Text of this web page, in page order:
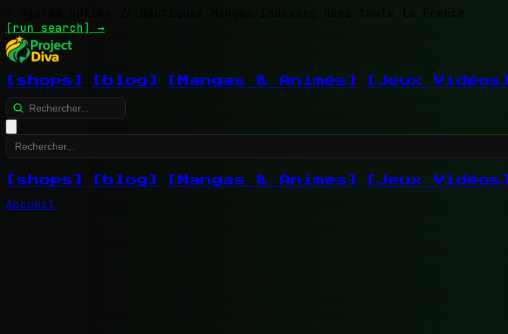
// Boutiques Mangas indexées dans toute la France
[run search] →
[shops] [blog] [Mangas & Animés] [Jeux Vidéos]
[shops] [blog] [Mangas & Animés] [Jeux Vidéos]
Accueil